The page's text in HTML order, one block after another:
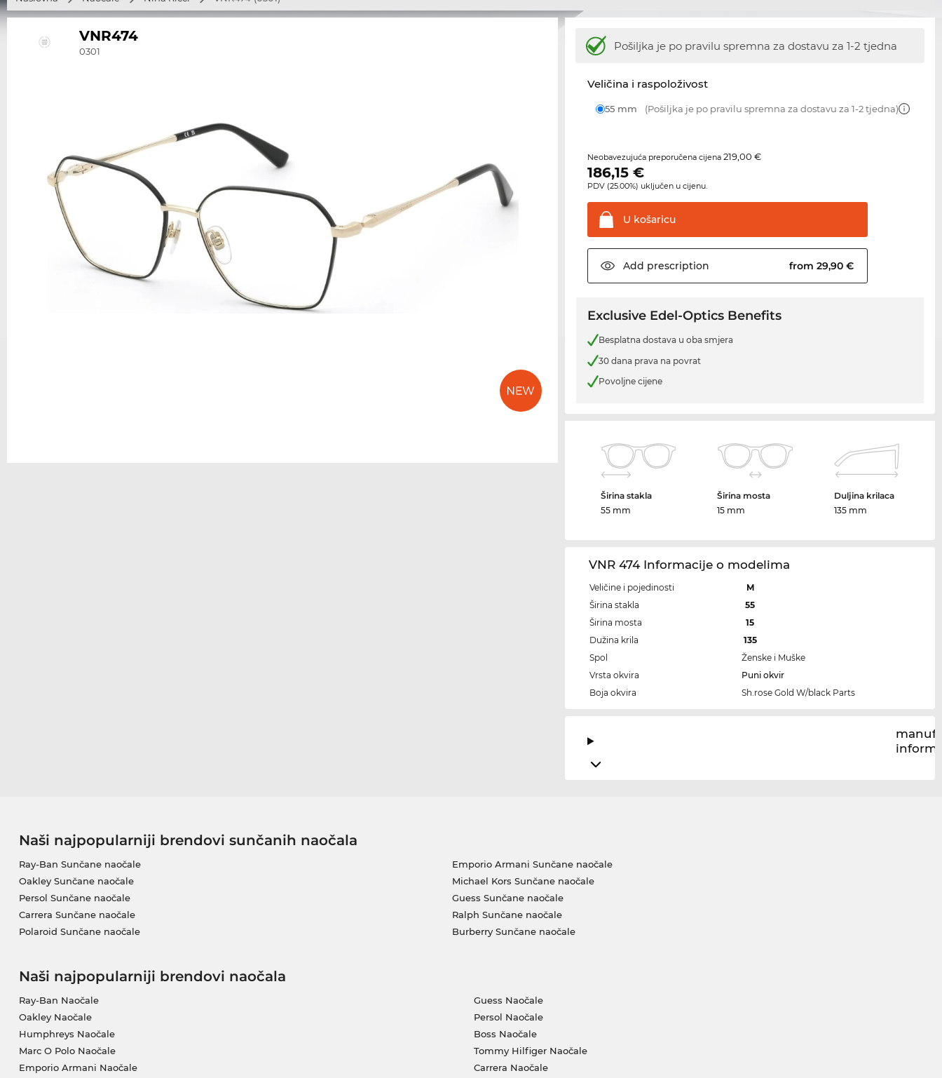
VNR474
0301 Pošiljka je po pravilu spremna za dostavuza 1-2 tjedna
Veličina i raspoloživost
55 mm (Pošiljka je po pravilu spremna za dostavu za 1-2 tjedna)
Neobavezujuća preporučena cijena219,00 €
186,15 €
PDV (25.00%) uključen u cijenu.
U košaricu
Add prescription from 29,90 €
Exclusive Edel-Optics Benefits
Besplatna dostava u oba smjera
30 dana prava na povrat
Povoljne cijene
Širina stakla
55 mm
Širina mosta
15 mm
Duljina krilaca
135 mm
VNR 474 Informacije o modelima
Veličine i pojedinosti
M
Širina stakla
55
Širina mosta
15
Dužina krila
135
Spol
Ženske i Muške
Vrsta okvira
Puni okvir
Boja okvira
Sh.rose Gold W/black Parts
Naši najpopularniji brendovi sunčanih naočala
Ray-Ban Sunčane naočale
Oakley Sunčane naočale
Persol Sunčane naočale
Carrera Sunčane naočale
Polaroid Sunčane naočale
Emporio Armani Sunčane naočale
Michael Kors Sunčane naočale
Guess Sunčane naočale
Ralph Sunčane naočale
Burberry Sunčane naočale
Naši najpopularniji brendovi naočala
Ray-Ban Naočale
Oakley Naočale
Humphreys Naočale
Marc O Polo Naočale
Emporio Armani Naočale
Guess Naočale
Persol Naočale
Boss Naočale
Tommy Hilfiger Naočale
Carrera Naočale